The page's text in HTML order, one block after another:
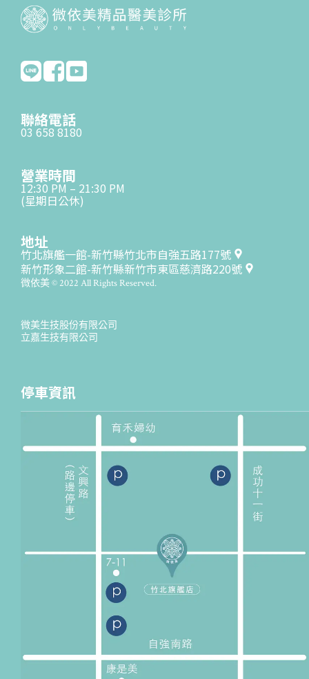
聯絡電話
03 658 8180
營業時間
12:30 PM – 21:30 PM
(星期日公休)
地址
竹北旗艦一館-新竹縣竹北市自強五路177號
新竹形象二館-新竹縣新竹市東區慈濟路220號
微依美 © 2022 All Rights Reserved.
微美生技股份有限公司
立嘉生技有限公司
停車資訊